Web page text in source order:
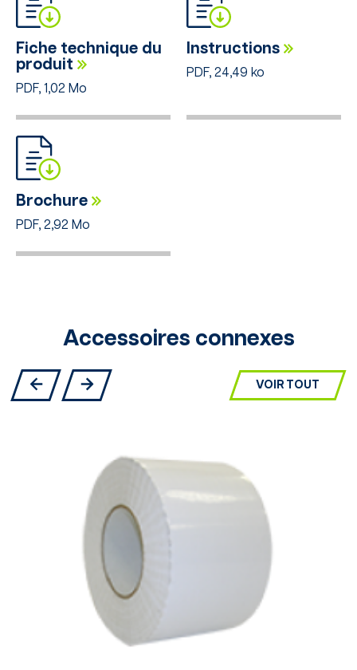
Fiche technique du
produit
PDF, 1,02 Mo
Instructions
PDF, 24,49 ko
Brochure
PDF, 2,92 Mo
Accessoires connexes
VOIR TOUT